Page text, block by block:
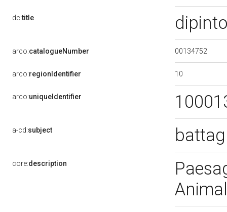
dc:title
arco:catalogueNumber 00134752
arco:regionIdentifier 10
arco:uniqueIdentifier
a-cd:subject
core:description